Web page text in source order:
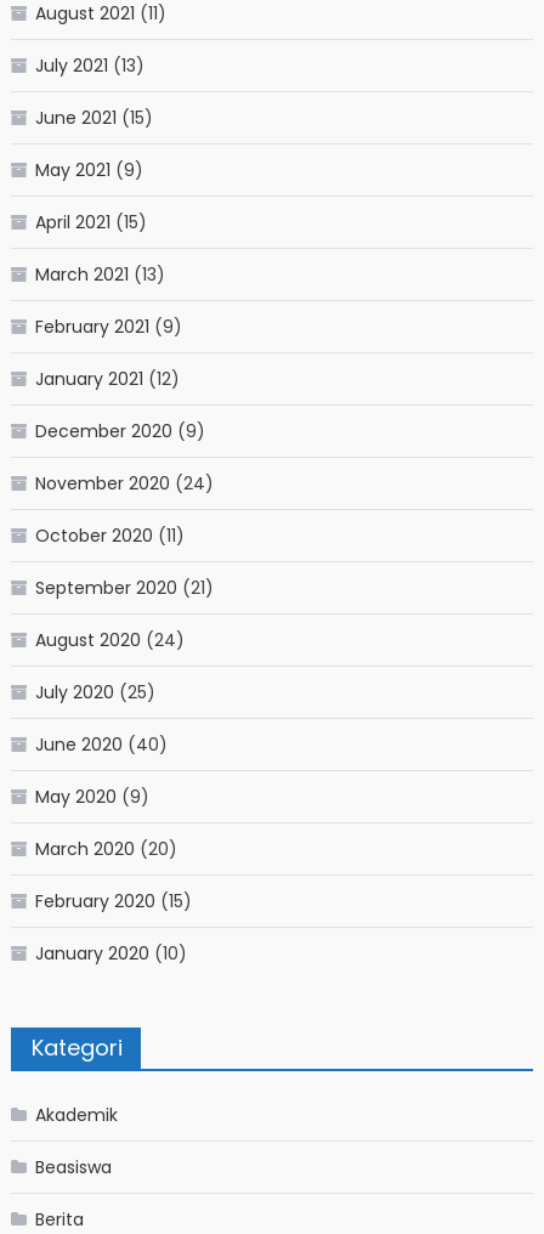
August 2021 (11)
July 2021 (13)
June 2021 (15)
May 2021 (9)
April 2021 (15)
March 2021 (13)
February 2021 (9)
January 2021 (12)
December 2020 (9)
November 2020 (24)
October 2020 (11)
September 2020 (21)
August 2020 (24)
July 2020 (25)
June 2020 (40)
May 2020 (9)
March 2020 (20)
February 2020 (15)
January 2020 (10)
Kategori
Akademik
Beasiswa
Berita